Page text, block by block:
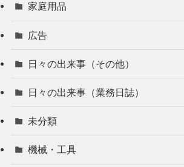
家庭用品
広告
日々の出来事（その他）
日々の出来事（業務日誌）
未分類
機械・工具